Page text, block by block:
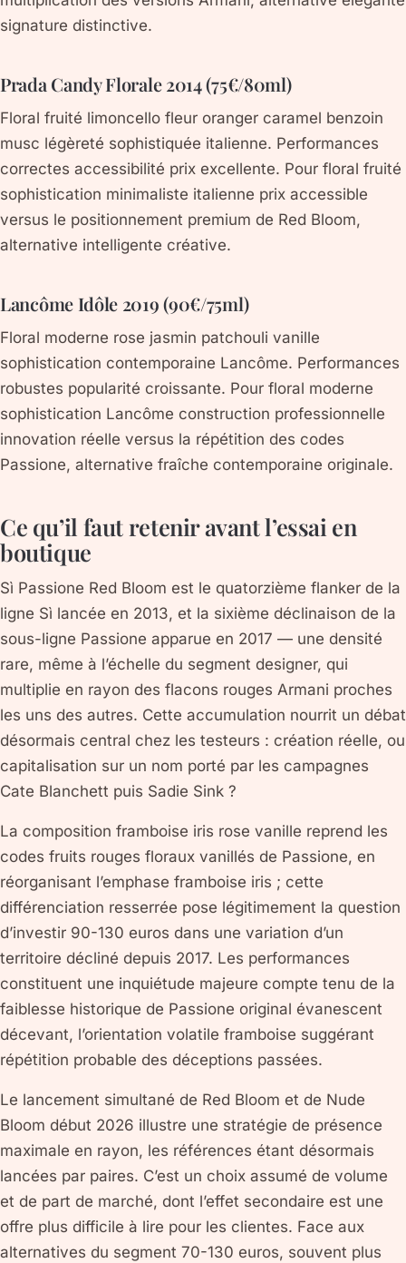
signature distinctive.
Prada Candy Florale 2014 (75€/80ml)
Floral fruité limoncello fleur oranger caramel benzoin
musc légèreté sophistiquée italienne. Performances
correctes accessibilité prix excellente. Pour floral fruité
sophistication minimaliste italienne prix accessible
versus le positionnement premium de Red Bloom,
alternative intelligente créative.
Lancôme Idôle 2019 (90€/75ml)
Floral moderne rose jasmin patchouli vanille
sophistication contemporaine Lancôme. Performances
robustes popularité croissante. Pour floral moderne
sophistication Lancôme construction professionnelle
innovation réelle versus la répétition des codes
Passione, alternative fraîche contemporaine originale.
Ce qu’il faut retenir avant l’essai en
boutique
Sì Passione Red Bloom est le quatorzième flanker de la
ligne Sì lancée en 2013, et la sixième déclinaison de la
sous-ligne Passione apparue en 2017 — une densité
rare, même à l’échelle du segment designer, qui
multiplie en rayon des flacons rouges Armani proches
les uns des autres. Cette accumulation nourrit un débat
désormais central chez les testeurs : création réelle, ou
capitalisation sur un nom porté par les campagnes
Cate Blanchett puis Sadie Sink ?
La composition framboise iris rose vanille reprend les
codes fruits rouges floraux vanillés de Passione, en
réorganisant l’emphase framboise iris ; cette
différenciation resserrée pose légitimement la question
d’investir 90-130 euros dans une variation d’un
territoire décliné depuis 2017. Les performances
constituent une inquiétude majeure compte tenu de la
faiblesse historique de Passione original évanescent
décevant, l’orientation volatile framboise suggérant
répétition probable des déceptions passées.
Le lancement simultané de Red Bloom et de Nude
Bloom début 2026 illustre une stratégie de présence
maximale en rayon, les références étant désormais
lancées par paires. C’est un choix assumé de volume
et de part de marché, dont l’effet secondaire est une
offre plus difficile à lire pour les clientes. Face aux
alternatives du segment 70-130 euros, souvent plus